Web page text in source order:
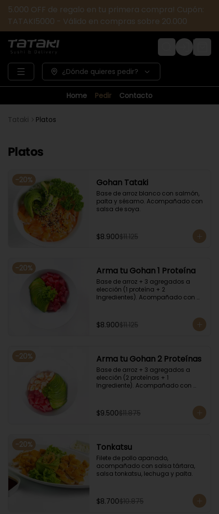
5.000 OFF de regalo en tu primera compra! Cupón:
TATAKI5000 - Válido en compras sobre 20.000
Login
¿Dónde quieres pedir?
Home Pedir Contacto
Tataki Platos
Platos
-20% Gohan Tataki
Base de arroz blanco con salmón,
palta y sésamo. Acompañado con
salsa de soya.
$8.900$11.125
-20% Arma tu Gohan 1 Proteína
Base de arroz + 3 agregados a
elección (1 proteína + 2
Ingredientes). Acompañado con
$8.900$11.125
-20% Arma tu Gohan 2 Proteínas
Base de arroz + 3 agregados a
elección (2 proteínas + 1
Ingrediente). Acompañado con
$9.500$11.875
-20% Tonkatsu
Filete de pollo apanado,
acompañado con salsa tártara,
salsa tonkatsu, lechuga y palta.
$8.700$10.875